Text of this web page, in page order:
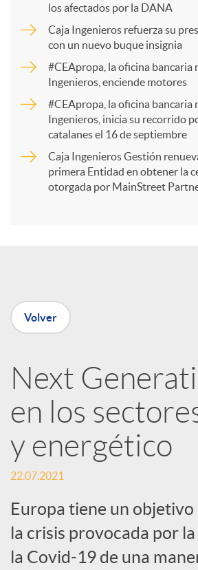
p
a
r
t
n
R
e
d
e
s
los afectados por la DANA
Caja Ingenieros refuerza su
con un nuevo buque insignia
#CEApropa, la oficina bancaria
Ingenieros, enciende motores
#CEApropa, la oficina bancaria
Ingenieros, inicia su recorrido
catalanes el 16 de septiembre
Caja Ingenieros Gestión
primera Entidad en obtener la
otorgada por MainStreet
Volver
Next
en los
y energético
22.07.2021
Europa tiene un objetivo
la crisis provocada por
la Covid-19 de una